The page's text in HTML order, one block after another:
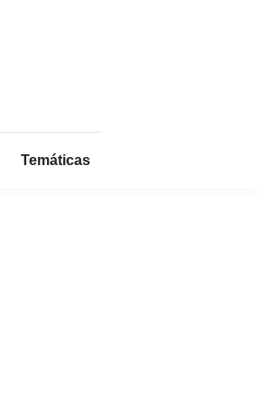
Temáticas